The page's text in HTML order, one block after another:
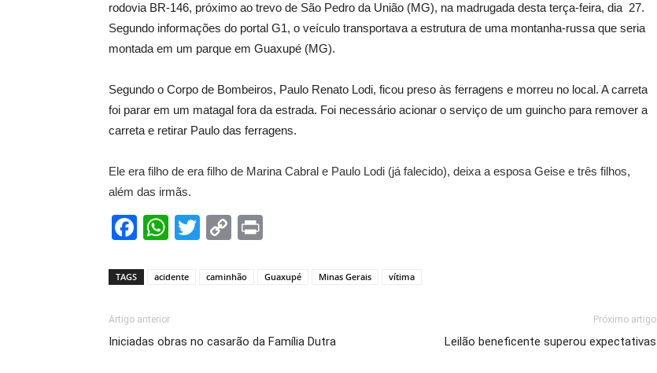
rodovia BR-146, próximo ao trevo de São Pedro da União (MG), na madrugada desta terça-feira, dia 27.
Segundo informações do portal G1, o veículo transportava a estrutura de uma montanha-russa que seria
montada em um parque em Guaxupé (MG).
Segundo o Corpo de Bombeiros, Paulo Renato Lodi, ficou preso às ferragens e morreu no local. A carreta
foi parar em um matagal fora da estrada. Foi necessário acionar o serviço de um guincho para remover a
carreta e retirar Paulo das ferragens.
Ele era filho de era filho de Marina Cabral e Paulo Lodi (já falecido), deixa a esposa Geise e três filhos,
além das irmãs.
Facebook
WhatsApp
TwitterCopy
TAGS acidente caminhão Guaxupé Minas Gerais vítima
Artigo anterior
Iniciadas obras no casarão da Família Dutra
Próximo artigo
Leilão beneficente superou expectativas